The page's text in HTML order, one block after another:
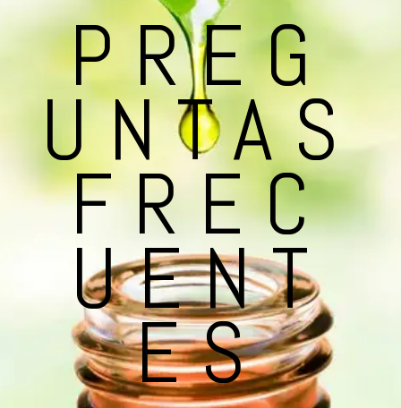
PREG
UNTAS
FREC
UENT
ES